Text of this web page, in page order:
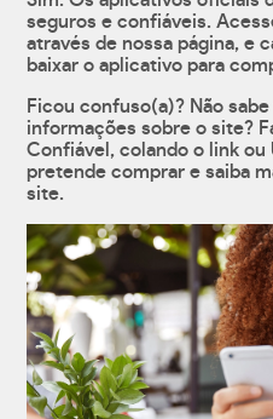
seguros e confiáveis.
através de nossa página, e
baixar o aplicativo para
Ficou confuso(a)? Não
informações sobre o site?
Confiável, colando o link ou
pretende comprar e saiba
site.